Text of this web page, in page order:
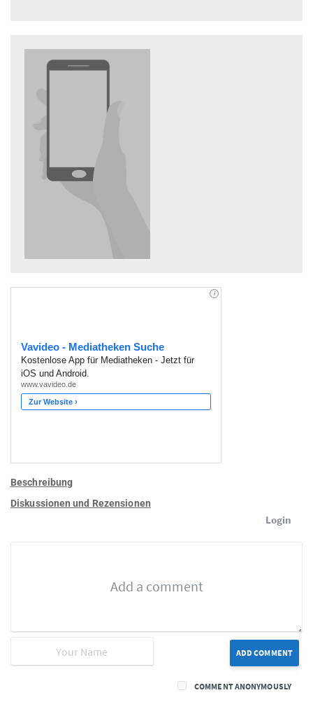
Beschreibung
Diskussionen und Rezensionen
Login
ADD COMMENT
COMMENT ANONYMOUSLY